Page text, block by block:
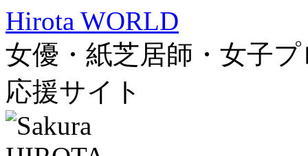
Hirota WORLD
女優・紙芝居師・女子
応援サイト